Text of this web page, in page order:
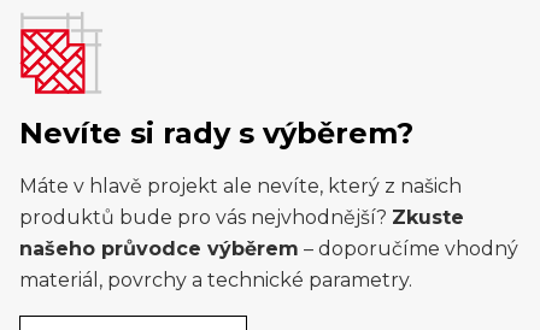
Nevíte si rady s výběrem?
Máte v hlavě projekt ale nevíte, který z našich
produktů bude pro vás nejvhodnější? Zkuste
našeho průvodce výběrem – doporučíme vhodný
materiál, povrchy a technické parametry.